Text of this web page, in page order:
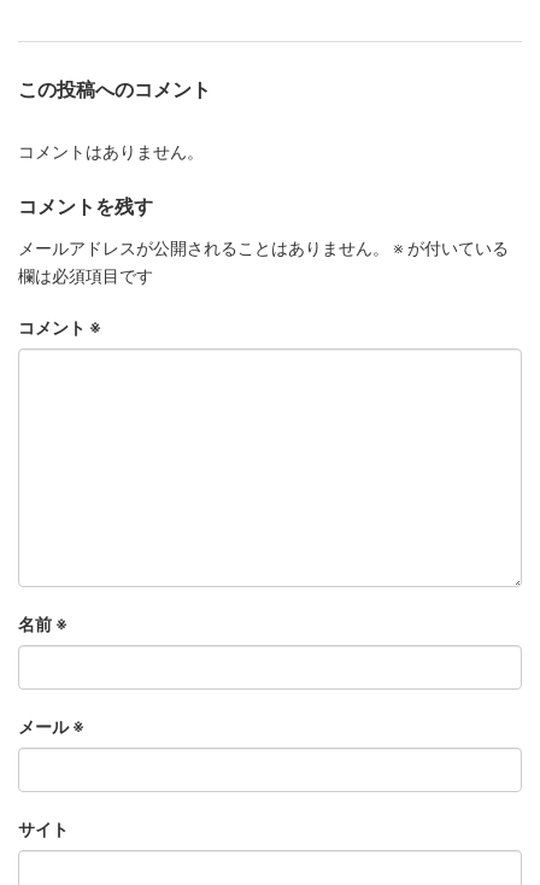
この投稿へのコメント
コメントはありません。
コメントを残す
メールアドレスが公開されることはありません。 ※ が付いている
欄は必須項目です
コメント ※
名前 ※
メール※
サイト